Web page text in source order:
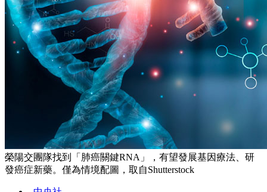
榮陽交團隊找到「肺癌關鍵RNA」，有望發展基因療法、研
發癌症新藥。僅為情境配圖，取自Shutterstock